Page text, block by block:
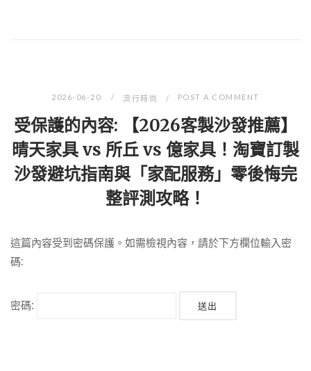
2026-06-20 流行時尚 POST A COMMENT
受保護的內容: 【2026客製沙發推薦】
晴天家具 vs 所丘 vs 億家具！淘寶訂製
沙發避坑指南與「家配服務」零後悔完
整評測攻略！
這篇內容受到密碼保護。如需檢視內容，請於下方欄位輸入密
碼:
密碼: